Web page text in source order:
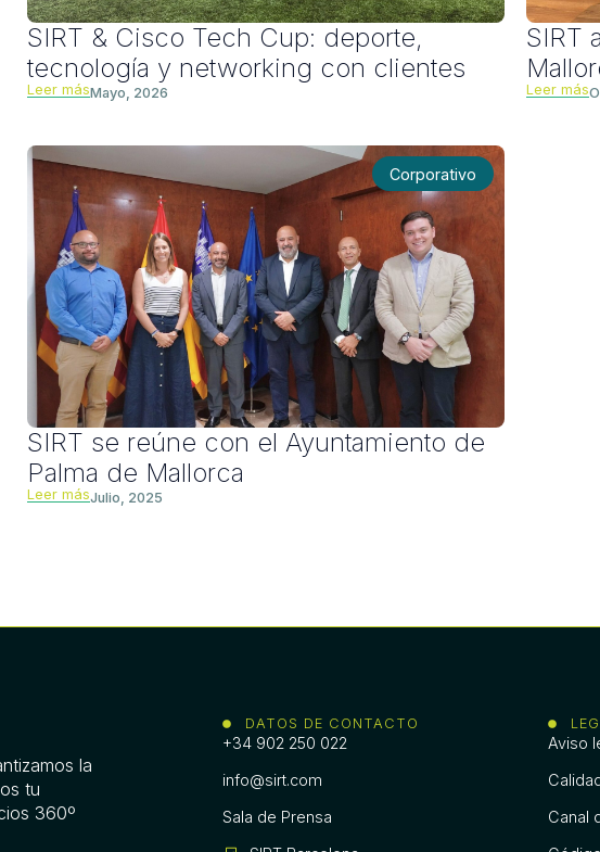
SIRT & Cisco Tech Cup: deporte,
tecnología y networking con clientes
Leer másMayo, 2026
SIRT
Leer más
Corporativo
SIRT se reúne con el Ayuntamiento de
Palma de Mallorca
Leer másJulio, 2025
la
tu
360º
DATOS DE CONTACTO
+34 902 250 022
info@sirt.com
Sala de Prensa
Aviso
Canal